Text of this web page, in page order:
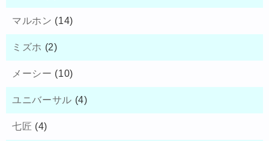
マルホン (14)
ミズホ (2)
メーシー (10)
ユニバーサル (4)
七匠 (4)